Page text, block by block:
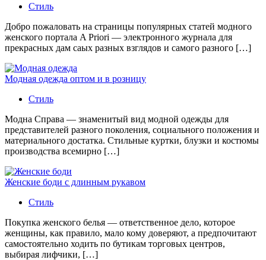
Стиль
Добро пожаловать на страницы популярных статей модного
женского портала A Priori — электронного журнала для
прекрасных дам саых разных взглядов и самого разного […]
Модная одежда оптом и в розницу
Стиль
Модна Справа — знаменитый вид модной одежды для
представителей разного поколения, социального положения и
материального достатка. Стильные куртки, блузки и костюмы
производства всемирно […]
Женские боди с длинным рукавом
Стиль
Покупка женского белья — ответственное дело, которое
женщины, как правило, мало кому доверяют, а предпочитают
самостоятельно ходить по бутикам торговых центров,
выбирая лифчики, […]